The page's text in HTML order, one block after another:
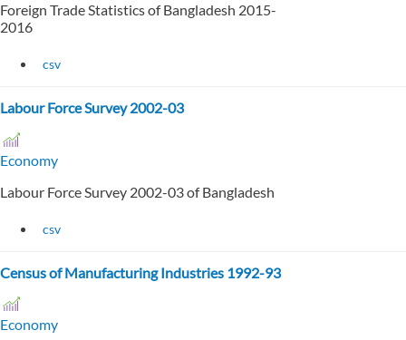
Foreign Trade Statistics of Bangladesh 2015-
2016
csv
Labour Force Survey 2002-03
Economy
Labour Force Survey 2002-03 of Bangladesh
csv
Census of Manufacturing Industries 1992-93
Economy